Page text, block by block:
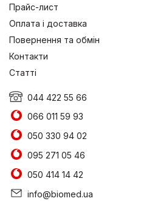
Прайс-лист
Оплата і доставка
Повернення та обмін
Контакти
Статті
044 422 55 66
066 011 59 93
050 330 94 02
095 271 05 46
050 414 14 42
info@biomed.ua